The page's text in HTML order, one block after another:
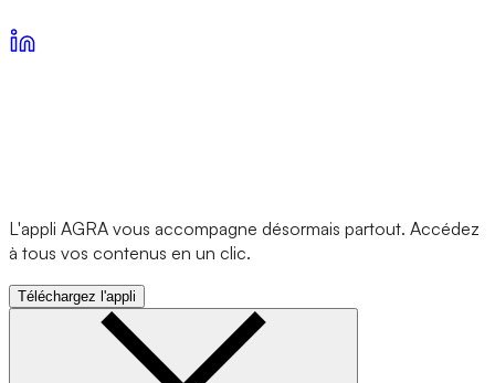
L'appli AGRA vous accompagne désormais partout. Accédez
à tous vos contenus en un clic.
Téléchargez l'appli